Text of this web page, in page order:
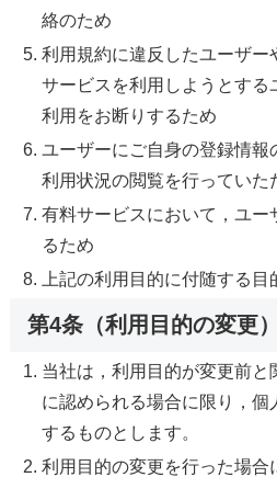
絡のため
利用規約に違反したユーザー
サービスを利用しようとする
利用をお断りするため
ユーザーにご自身の登録情報
利用状況の閲覧を行っていた
有料サービスにおいて，ユー
るため
上記の利用目的に付随する目
第4条（利用目的の変更）
当社は，利用目的が変更前と
に認められる場合に限り，個
するものとします。
利用目的の変更を行った場合